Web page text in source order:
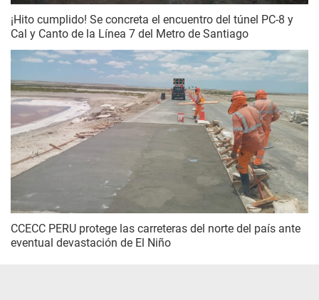
¡Hito cumplido! Se concreta el encuentro del túnel PC-8 y
Cal y Canto de la Línea 7 del Metro de Santiago
CCECC PERU protege las carreteras del norte del país ante
eventual devastación de El Niño